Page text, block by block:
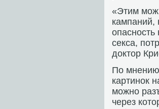
«Этим
секса,
доктор
По
картинок
можно
через